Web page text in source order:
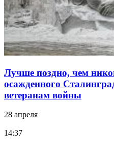
Лучше поздно, чем
осажденного
ветеранам войны
28 апреля
14:37